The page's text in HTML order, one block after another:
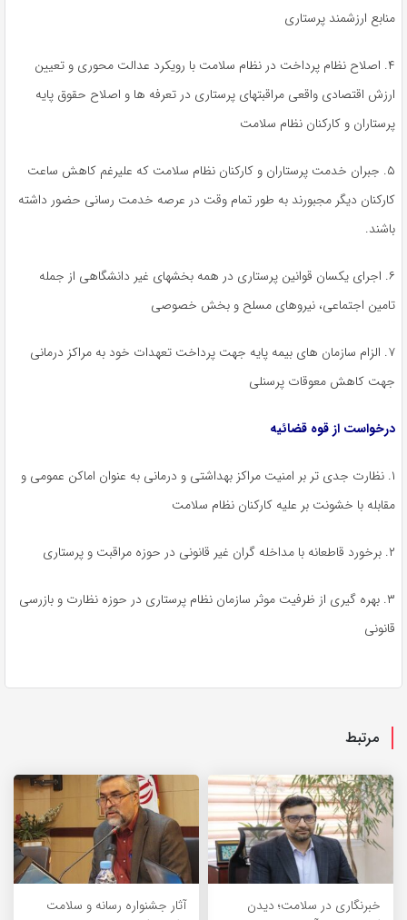
منابع ارزشمند پرستاری
۴. اصلاح نظام پرداخت در نظام سلامت با رویکرد عدالت محوری و تعیین
ارزش اقتصادی واقعی مراقبتهای پرستاری در تعرفه ها و اصلاح حقوق پایه
پرستاران و کارکنان نظام سلامت
۵. جبران خدمت پرستاران و کارکنان نظام سلامت که علیرغم کاهش ساعت
کارکنان دیگر مجبورند به طور تمام وقت در عرصه خدمت رسانی حضور داشته
باشند.
۶. اجرای یکسان قوانین پرستاری در همه بخشهای غیر دانشگاهی از جمله
تامین اجتماعی، نیروهای مسلح و بخش خصوصی
۷. الزام سازمان های بیمه پایه جهت پرداخت تعهدات خود به مراکز درمانی
جهت کاهش معوقات پرسنلی
درخواست از قوه قضائیه
۱. نظارت جدی تر بر امنیت مراکز بهداشتی و درمانی به عنوان اماکن عمومی و
مقابله با خشونت بر علیه کارکنان نظام سلامت
۲. برخورد قاطعانه با مداخله گران غیر قانونی در حوزه مراقبت و پرستاری
۳. بهره گیری از ظرفیت موثر سازمان نظام پرستاری در حوزه نظارت و بازرسی
قانونی
مرتبط
خبرنگاری در سلامت؛ دیدن
آثار جشنواره رسانه و سلامت